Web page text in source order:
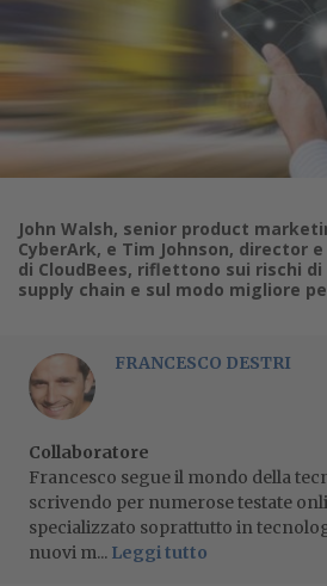
John Walsh, senior product
CyberArk, e Tim Johnson, director
di CloudBees, riflettono sui rischi
supply chain e sul modo migliore
FRANCESCO DESTRI
Collaboratore
Francesco segue il mondo della
scrivendo per numerose testate
specializzato soprattutto in
nuovi m... Leggi tutto